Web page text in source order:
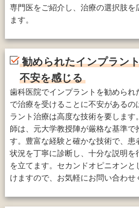
専門医をご紹介し、治療の選択肢を
ます。
勧められたインプラン
不安を感じる
歯科医院でインプラントを勧められ
で治療を受けることに不安があるの
ラント治療は高度な技術を要します
師は、元大学教授陣が厳格な基準で
す。豊富な経験と確かな技術で、患
状況を丁寧に診断し、十分な説明を
を立てます。セカンドオピニオンと
けますので、お気軽にお問い合わせ